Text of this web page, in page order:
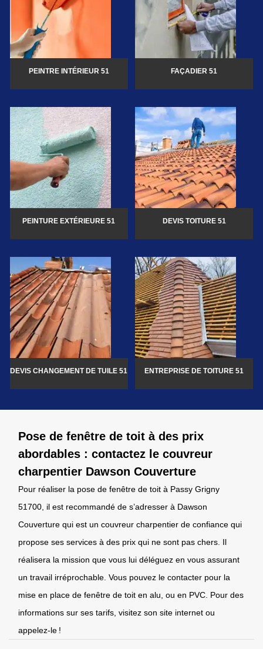
PEINTRE INTÉRIEUR 51 FAÇADIER 51
PEINTURE EXTÉRIEURE 51 DEVIS TOITURE 51
DEVIS CHANGEMENT DE TUILE 51 ENTREPRISE DE TOITURE 51
Pose de fenêtre de toit à des prix
abordables : contactez le couvreur
charpentier Dawson Couverture
Pour réaliser la pose de fenêtre de toit à Passy Grigny
51700, il est recommandé de s’adresser à Dawson
Couverture qui est un couvreur charpentier de confiance qui
propose ses services à des prix qui ne sont pas chers. Il
réalisera la mission que vous lui déléguez en vous assurant
un travail irréprochable. Vous pouvez le contacter pour la
mise en place de fenêtre de toit en alu, ou en PVC. Pour des
informations sur ses tarifs, visitez son site internet ou
appelez-le !